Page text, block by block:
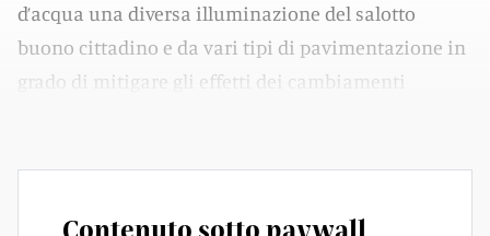
d’acqua una diversa illuminazione del salotto
buono cittadino e da vari tipi di pavimentazione in
grado di mitigare gli effetti dei cambiamenti
Contenuto sotto paywall